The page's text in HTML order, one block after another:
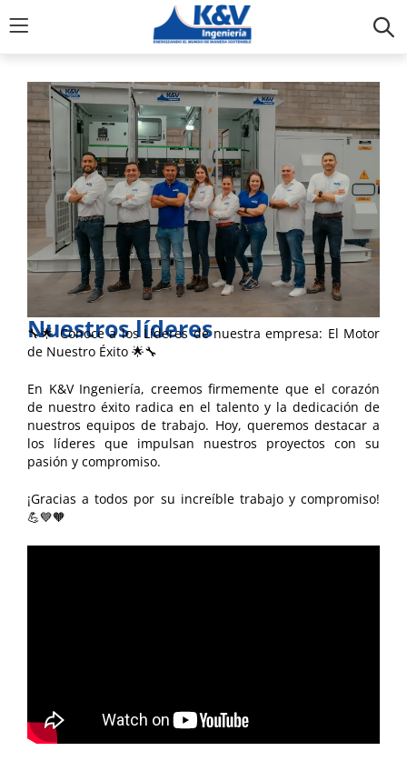
Nuestros líderes
🔧🌟 Conoce a los Líderes de nuestra empresa: El Motor
de Nuestro Éxito 🌟🔧
En K&V Ingeniería, creemos firmemente que el corazón
de nuestro éxito radica en el talento y la dedicación de
nuestros equipos de trabajo. Hoy, queremos destacar a
los líderes que impulsan nuestros proyectos con su
pasión y compromiso.
¡Gracias a todos por su increíble trabajo y compromiso!
💪💙🧡